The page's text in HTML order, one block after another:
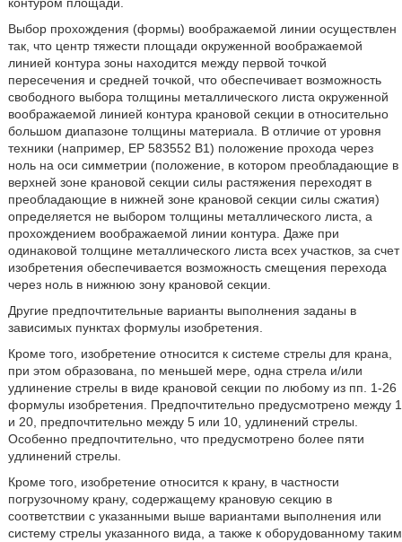
Выбор прохождения (формы) воображаемой линии осуществлен
так, что центр тяжести площади окруженной воображаемой
линией контура зоны находится между первой точкой
пересечения и средней точкой, что обеспечивает возможность
свободного выбора толщины металлического листа окруженной
воображаемой линией контура крановой секции в относительно
большом диапазоне толщины материала. В отличие от уровня
техники (например, ЕР 583552 В1) положение прохода через
ноль на оси симметрии (положение, в котором преобладающие в
верхней зоне крановой секции силы растяжения переходят в
преобладающие в нижней зоне крановой секции силы сжатия)
определяется не выбором толщины металлического листа, а
прохождением воображаемой линии контура. Даже при
одинаковой толщине металлического листа всех участков, за счет
изобретения обеспечивается возможность смещения перехода
через ноль в нижнюю зону крановой секции.
Другие предпочтительные варианты выполнения заданы в
зависимых пунктах формулы изобретения.
Кроме того, изобретение относится к системе стрелы для крана,
при этом образована, по меньшей мере, одна стрела и/или
удлинение стрелы в виде крановой секции по любому из пп. 1-26
формулы изобретения. Предпочтительно предусмотрено между 1
и 20, предпочтительно между 5 или 10, удлинений стрелы.
Особенно предпочтительно, что предусмотрено более пяти
удлинений стрелы.
Кроме того, изобретение относится к крану, в частности
погрузочному крану, содержащему крановую секцию в
соответствии с указанными выше вариантами выполнения или
систему стрелы указанного вида, а также к оборудованному таким